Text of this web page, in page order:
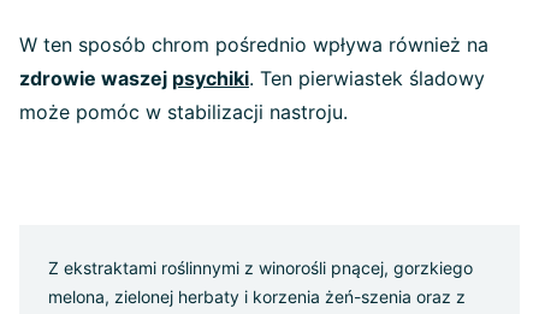
W ten sposób chrom pośrednio wpływa również na
zdrowie waszej psychiki. Ten pierwiastek śladowy
może pomóc w stabilizacji nastroju.
Z ekstraktami roślinnymi z winorośli pnącej, gorzkiego
melona, zielonej herbaty i korzenia żeń-szenia oraz z